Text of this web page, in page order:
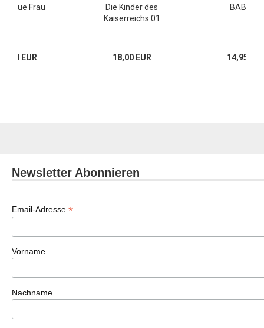
treue Frau
EUR
Die Kinder des
Kaiserreichs 01
18,00 EUR
BABY 01
14,95
Newsletter Abonnieren
Email-Adresse *
Vorname
Nachname